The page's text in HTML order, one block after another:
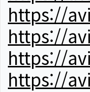
https://
https://
https://
https://